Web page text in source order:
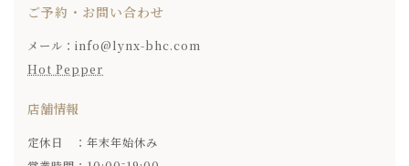
ご予約・お問い合わせ
メール：info@lynx-bhc.com
Hot Pepper
店舗情報
定休日 ：年末年始休み